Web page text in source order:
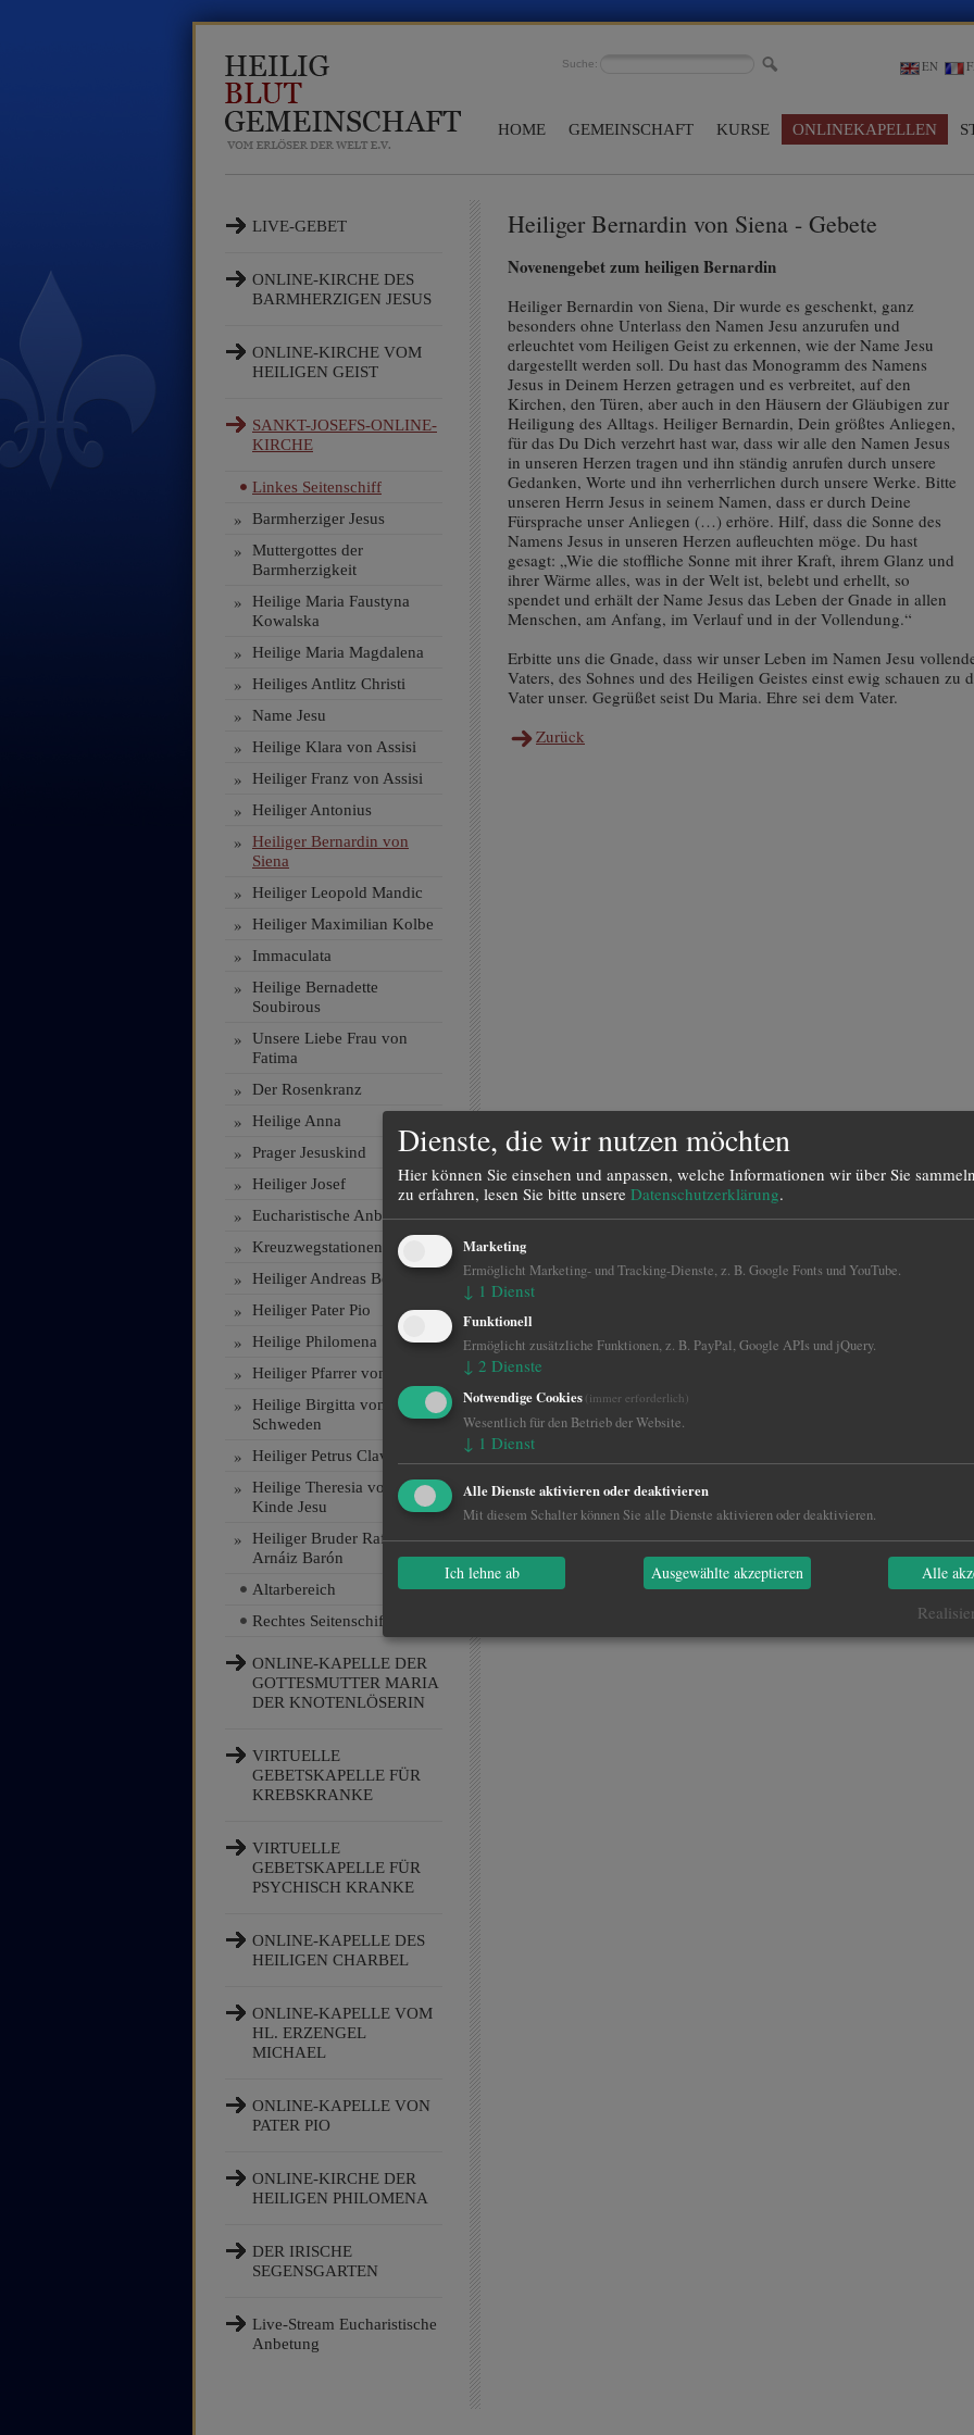
Suche: EN
HOME GEMEINSCHAFT KURSE ONLINEKAPELLEN
LIVE-GEBET
ONLINE-KIRCHE DES
BARMHERZIGEN JESUS
ONLINE-KIRCHE VOM
HEILIGEN GEIST
SANKT-JOSEFS-ONLINE-
KIRCHE
Linkes Seitenschiff
» Barmherziger Jesus
»
Muttergottes der
Barmherzigkeit
»
Heilige Maria Faustyna
Kowalska
» Heilige Maria Magdalena
» Heiliges Antlitz Christi
» Name Jesu
» Heilige Klara von Assisi
» Heiliger Franz von Assisi
» Heiliger Antonius
»
Heiliger Bernardin von
Siena
» Heiliger Leopold Mandic
» Heiliger Maximilian Kolbe
» Immaculata
»
Heilige Bernadette
Soubirous
»
Unsere Liebe Frau von
Fatima
» Der Rosenkranz
» Heilige Anna
» Prager Jesuskind
» Heiliger Josef
» Eucharistische Anbetung
» Kreuzwegstationen
» Heiliger Andreas Bessette
» Heiliger Pater Pio
» Heilige Philomena
» Heiliger Pfarrer von Ars
»
Heilige Birgitta von
Schweden
» Heiliger Petrus Claver
»
Heilige Theresia vom
Kinde Jesu
»
Heiliger Bruder Rafael
Arnáiz Barón
Altarbereich
Rechtes Seitenschiff
ONLINE-KAPELLE DER
GOTTESMUTTER MARIA
DER KNOTENLÖSERIN
VIRTUELLE
GEBETSKAPELLE FÜR
KREBSKRANKE
VIRTUELLE
GEBETSKAPELLE FÜR
PSYCHISCH KRANKE
ONLINE-KAPELLE DES
HEILIGEN CHARBEL
ONLINE-KAPELLE VOM
HL. ERZENGEL
MICHAEL
ONLINE-KAPELLE VON
PATER PIO
ONLINE-KIRCHE DER
HEILIGEN PHILOMENA
DER IRISCHE
SEGENSGARTEN
Live-Stream Eucharistische
Anbetung
Heiliger Bernardin von Siena - Gebete
Novenengebet zum heiligen Bernardin
Heiliger Bernardin von Siena, Dir wurde es geschenkt, ganz
besonders ohne Unterlass den Namen Jesu anzurufen und
erleuchtet vom Heiligen Geist zu erkennen, wie der Name Jesu
dargestellt werden soll. Du hast das Monogramm des Namens
Jesus in Deinem Herzen getragen und es verbreitet, auf den
Kirchen, den Türen, aber auch in den Häusern der Gläubigen zur
Heiligung des Alltags. Heiliger Bernardin, Dein größtes Anliegen,
für das Du Dich verzehrt hast war, dass wir alle den Namen Jesus
in unseren Herzen tragen und ihn ständig anrufen durch unsere
Gedanken, Worte und ihn verherrlichen durch unsere Werke. Bitte
unseren Herrn Jesus in seinem Namen, dass er durch Deine
Fürsprache unser Anliegen (…) erhöre. Hilf, dass die Sonne des
Namens Jesus in unseren Herzen aufleuchten möge. Du hast
gesagt: „Wie die stoffliche Sonne mit ihrer Kraft, ihrem Glanz und
ihrer Wärme alles, was in der Welt ist, belebt und erhellt, so
spendet und erhält der Name Jesus das Leben der Gnade in allen
Menschen, am Anfang, im Verlauf und in der Vollendung.“
Erbitte uns die Gnade, dass wir unser Leben im Namen Jesu
Vaters, des Sohnes und des Heiligen Geistes einst ewig schauen zu
Vater unser. Gegrüßet seist Du Maria. Ehre sei dem Vater.
Zurück
Dienste, die wir nutzen möchten
Hier können Sie einsehen und anpassen, welche Informationen wir über Sie
zu erfahren, lesen Sie bitte unsere Datenschutzerklärung.
Marketing
Ermöglicht Marketing- und Tracking-Dienste, z. B. Google Fonts und YouTube.
↓ 1 Dienst
Funktionell
Ermöglicht zusätzliche Funktionen, z. B. PayPal, Google APIs und jQuery.
↓ 2 Dienste
Notwendige Cookies (immer erforderlich)
Wesentlich für den Betrieb der Website.
↓ 1 Dienst
Alle Dienste aktivieren oder deaktivieren
Mit diesem Schalter können Sie alle Dienste aktivieren oder deaktivieren.
Ich lehne ab Ausgewählte akzeptieren Alle